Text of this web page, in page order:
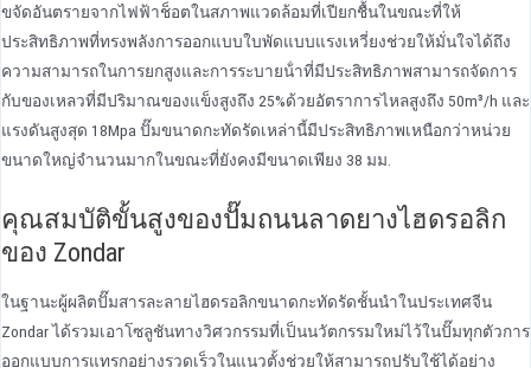
ขจัดอันตรายจากไฟฟ้าช็อตในสภาพแวดล้อมที่เปียกชื้นในขณะที่ให้
ประสิทธิภาพที่ทรงพลังการออกแบบใบพัดแบบแรงเหวี่ยงช่วยให้มั่นใจได้ถึง
ความสามารถในการยกสูงและการระบายน้ําที่มีประสิทธิภาพสามารถจัดการ
กับของเหลวที่มีปริมาณของแข็งสูงถึง 25%ด้วยอัตราการไหลสูงถึง 50m³/h และ
แรงดันสูงสุด 18Mpa ปั๊มขนาดกะทัดรัดเหล่านี้มีประสิทธิภาพเหนือกว่าหน่วย
ขนาดใหญ่จํานวนมากในขณะที่ยังคงมีขนาดเพียง 38 มม.
คุณสมบัติขั้นสูงของปั๊มถนนลาดยางไฮดรอลิก
ของ Zondar
ในฐานะผู้ผลิตปั๊มสารละลายไฮดรอลิกขนาดกะทัดรัดชั้นนําในประเทศจีน
Zondar ได้รวมเอาโซลูชันทางวิศวกรรมที่เป็นนวัตกรรมใหม่ไว้ในปั๊มทุกตัวการ
ออกแบบการแทรกอย่างรวดเร็วในแนวตั้งช่วยให้สามารถปรับใช้ได้อย่าง